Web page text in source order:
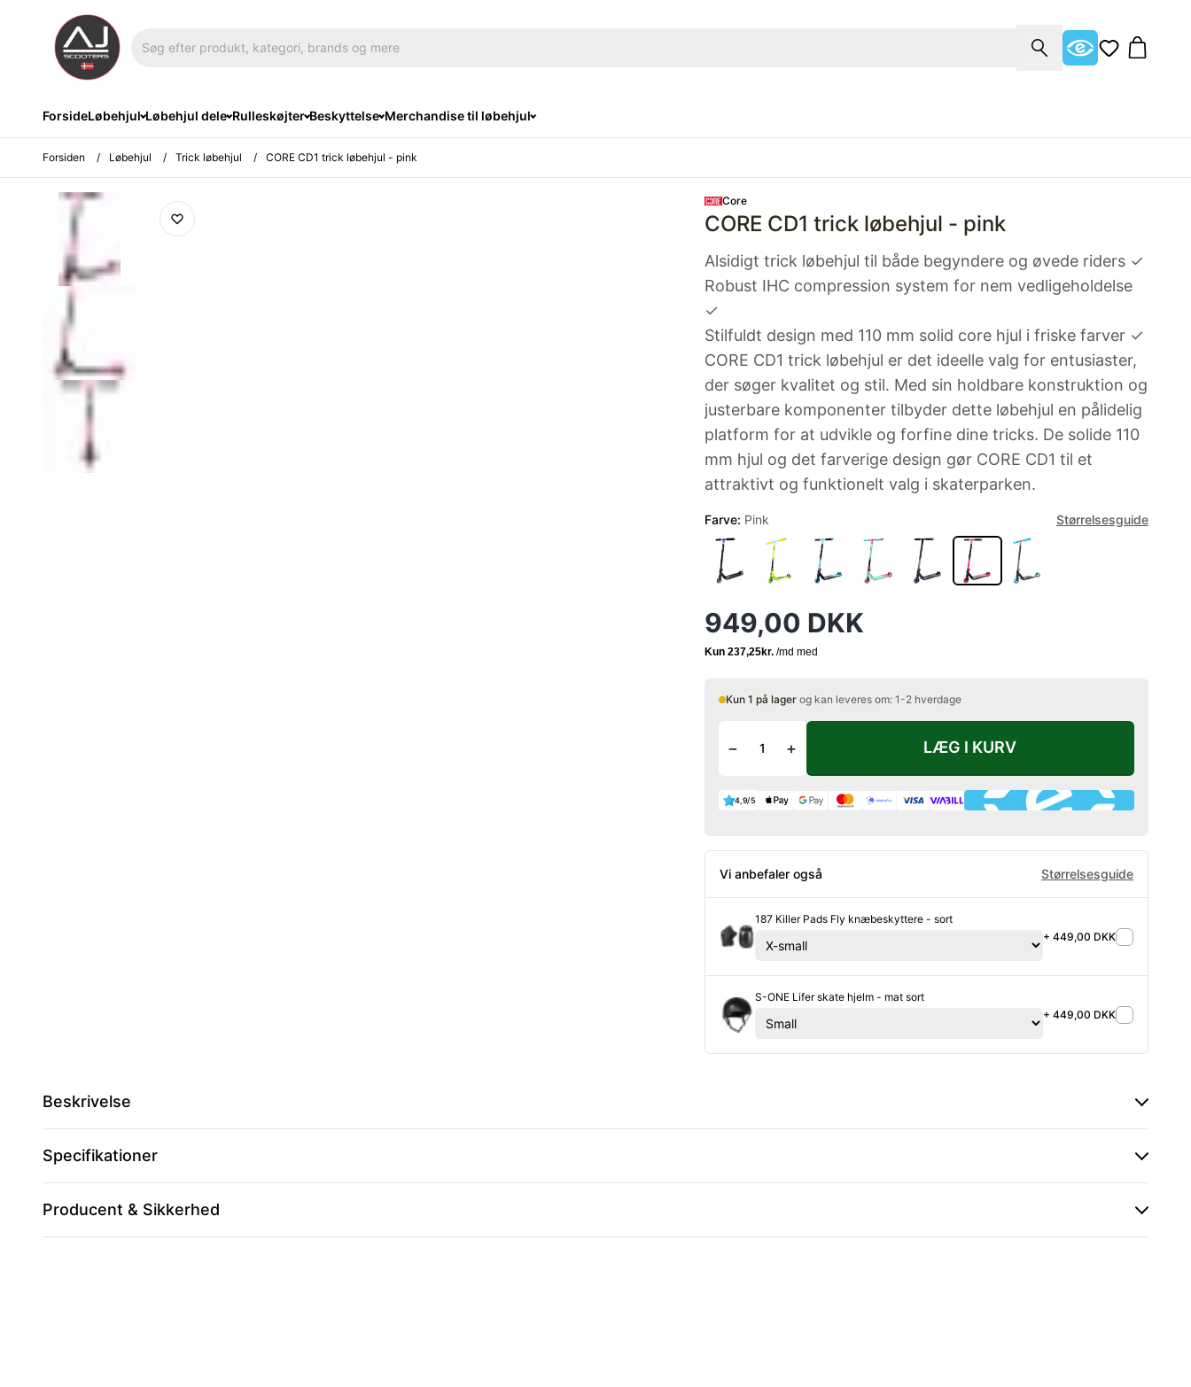
ForsideLøbehjul Løbehjul dele Rulleskøjter Beskyttelse Merchandise til løbehjul
Forsiden / Løbehjul / Trick løbehjul / CORE CD1 trick løbehjul - pink
Core
CORE CD1 trick løbehjul - pink
Alsidigt trick løbehjul til både begyndere og øvede riders ✓
Robust IHC compression system for nem vedligeholdelse
✓
Stilfuldt design med 110 mm solid core hjul i friske farver ✓
CORE CD1 trick løbehjul er det ideelle valg for entusiaster,
der søger kvalitet og stil. Med sin holdbare konstruktion og
justerbare komponenter tilbyder dette løbehjul en pålidelig
platform for at udvikle og forfine dine tricks. De solide 110
mm hjul og det farverige design gør CORE CD1 til et
attraktivt og funktionelt valg i skaterparken.
Farve: Pink Størrelsesguide
949,00 DKK
Kun 1 på lagerog kan leveres om: 1-2 hverdage
− + LÆG I KURV
4,9/5
Vi anbefaler også Størrelsesguide
187 Killer Pads Fly knæbeskyttere - sort
+ 449,00 DKK
S-ONE Lifer skate hjelm - mat sort
+ 449,00 DKK
Beskrivelse
Specifikationer
Producent & Sikkerhed